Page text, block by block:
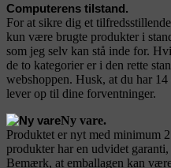
Computerens tilstand.
For at sikre dig et
kun være brugte produkter i
som jeg selv kan stå inde for.
de to kategorier er i den rette
webshoppen. Husk, at du har
lever op til dine forventninger.
Ny vare.
Produktet er nyt med minimum
produkter har en udvidet
Bemærk, at emballagen kan